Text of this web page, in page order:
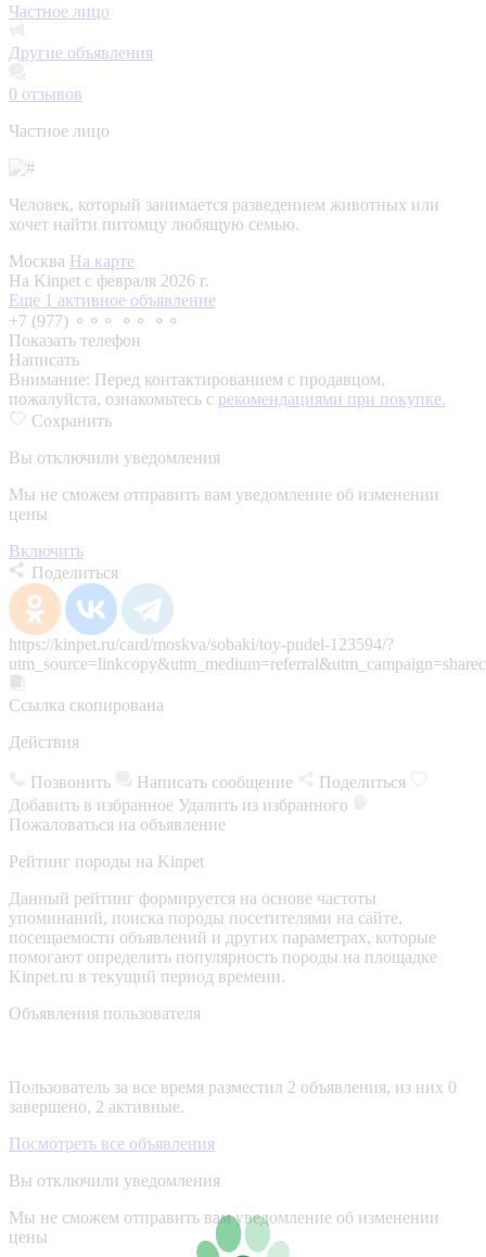
Частное лицо
Другие объявления
0 отзывов
Частное лицо
Человек, который занимается разведением животных или
хочет найти питомцу любящую семью.
Москва На карте
На Kinpet c февраля 2026 г.
Еще 1 активное объявление
+7 (977) ⚬⚬⚬ ⚬⚬ ⚬⚬
Показать телефон
Написать
Внимание: Перед контактированием с продавцом,
пожалуйста, ознакомьтесь с рекомендациями при покупке.
Сохранить
Вы отключили уведомления
Мы не сможем отправить вам уведомление об изменении
цены
Включить
Поделиться
https://kinpet.ru/card/moskva/sobaki/toy-pudel-123594/?
Ссылка скопирована
Действия
Позвонить Написать сообщение
Поделиться
Добавить в избранное Удалить из избранного
Пожаловаться на объявление
Рейтинг породы на Kinpet
Данный рейтинг формируется на основе частоты
упоминаний, поиска породы посетителями на сайте,
посещаемости объявлений и других параметрах, которые
помогают определить популярность породы на площадке
Kinpet.ru в текущий период времени.
Объявления пользователя
Пользователь за все время разместил 2 объявления, из них 0
завершено, 2 активные.
Посмотреть все объявления
Вы отключили уведомления
Мы не сможем отправить вам уведомление об изменении
цены